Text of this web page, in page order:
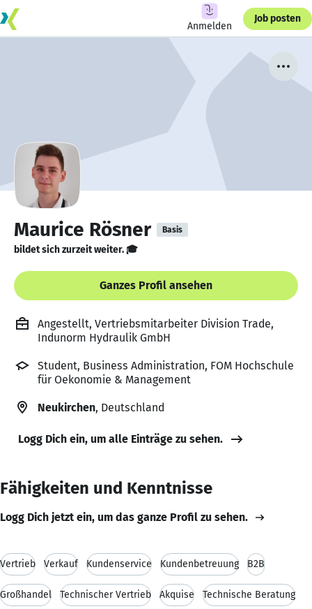
Anmelden
Job posten
Maurice Rösner Basis
bildet sich zurzeit weiter. 🎓
Ganzes Profil ansehen
Angestellt, Vertriebsmitarbeiter Division Trade,
Indunorm Hydraulik GmbH
Student, Business Administration, FOM Hochschule
für Oekonomie & Management
Neukirchen, Deutschland
Logg Dich ein, um alle Einträge zu sehen.
Fähigkeiten und Kenntnisse
Logg Dich jetzt ein, um das ganze Profil zu sehen.
Vertrieb Verkauf Kundenservice Kundenbetreuung B2B
Großhandel Technischer Vertrieb Akquise Technische Beratung